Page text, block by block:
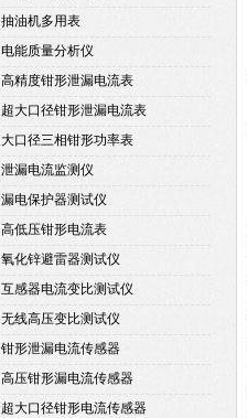
抽油机多用表
电能质量分析仪
高精度钳形泄漏电流表
超大口径钳形泄漏电流表
大口径三相钳形功率表
泄漏电流监测仪
漏电保护器测试仪
高低压钳形电流表
氧化锌避雷器测试仪
互感器电流变比测试仪
无线高压变比测试仪
钳形泄漏电流传感器
高压钳形漏电流传感器
超大口径钳形电流传感器